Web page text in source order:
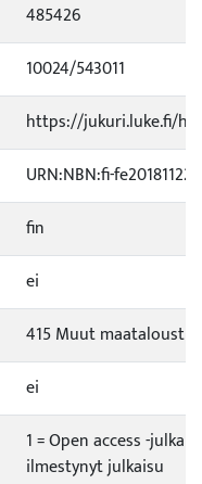
485426
10024/543011
https://jukuri.luke.fi/
URN:NBN:fi-
fin
ei
415 Muut
ei
1 = Open access -
ilmestynyt julkaisu